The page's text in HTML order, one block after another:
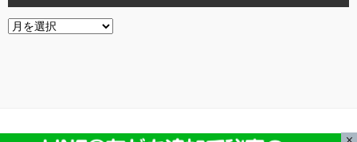
ア
© Copyright 2026 杉田卓哉（椙田拓也）の不動産投資で成功するための公式ブ